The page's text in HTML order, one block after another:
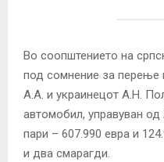
Во соопштението на
под сомнение за перење
А.А. и украинецот А.Н.
автомобил, управуван
пари – 607.990 евра и
и два смарагди.